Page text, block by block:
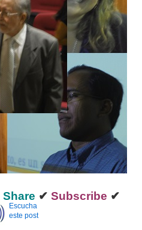
Share ✔ Subscribe ✔
Escucha
este post